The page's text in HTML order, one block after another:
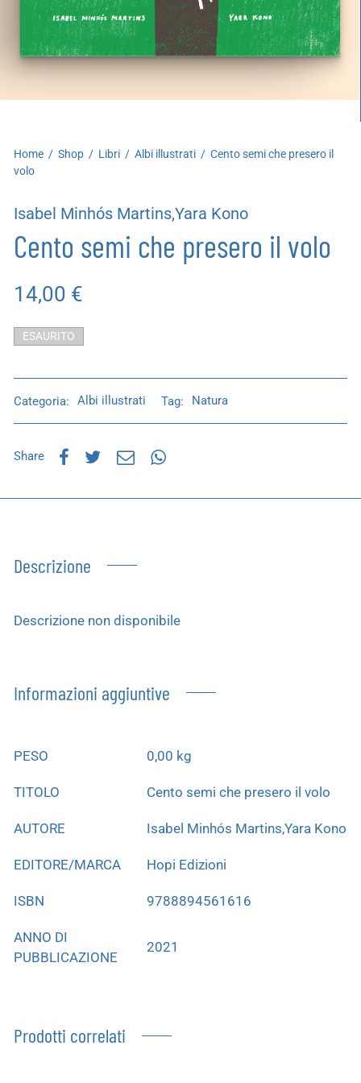
Home / Shop / Libri / Albi illustrati / Cento semi che presero il
volo
Isabel Minhós Martins,Yara Kono
Cento semi che presero il volo
14,00 €
ESAURITO
Categoria: Albi illustrati Tag: Natura
Share
Descrizione
Descrizione non disponibile
Informazioni aggiuntive
PESO 0,00 kg
TITOLO Cento semi che presero il volo
AUTORE Isabel Minhós Martins,Yara Kono
EDITORE/MARCA Hopi Edizioni
ISBN 9788894561616
ANNO DI
PUBBLICAZIONE
2021
Prodotti correlati